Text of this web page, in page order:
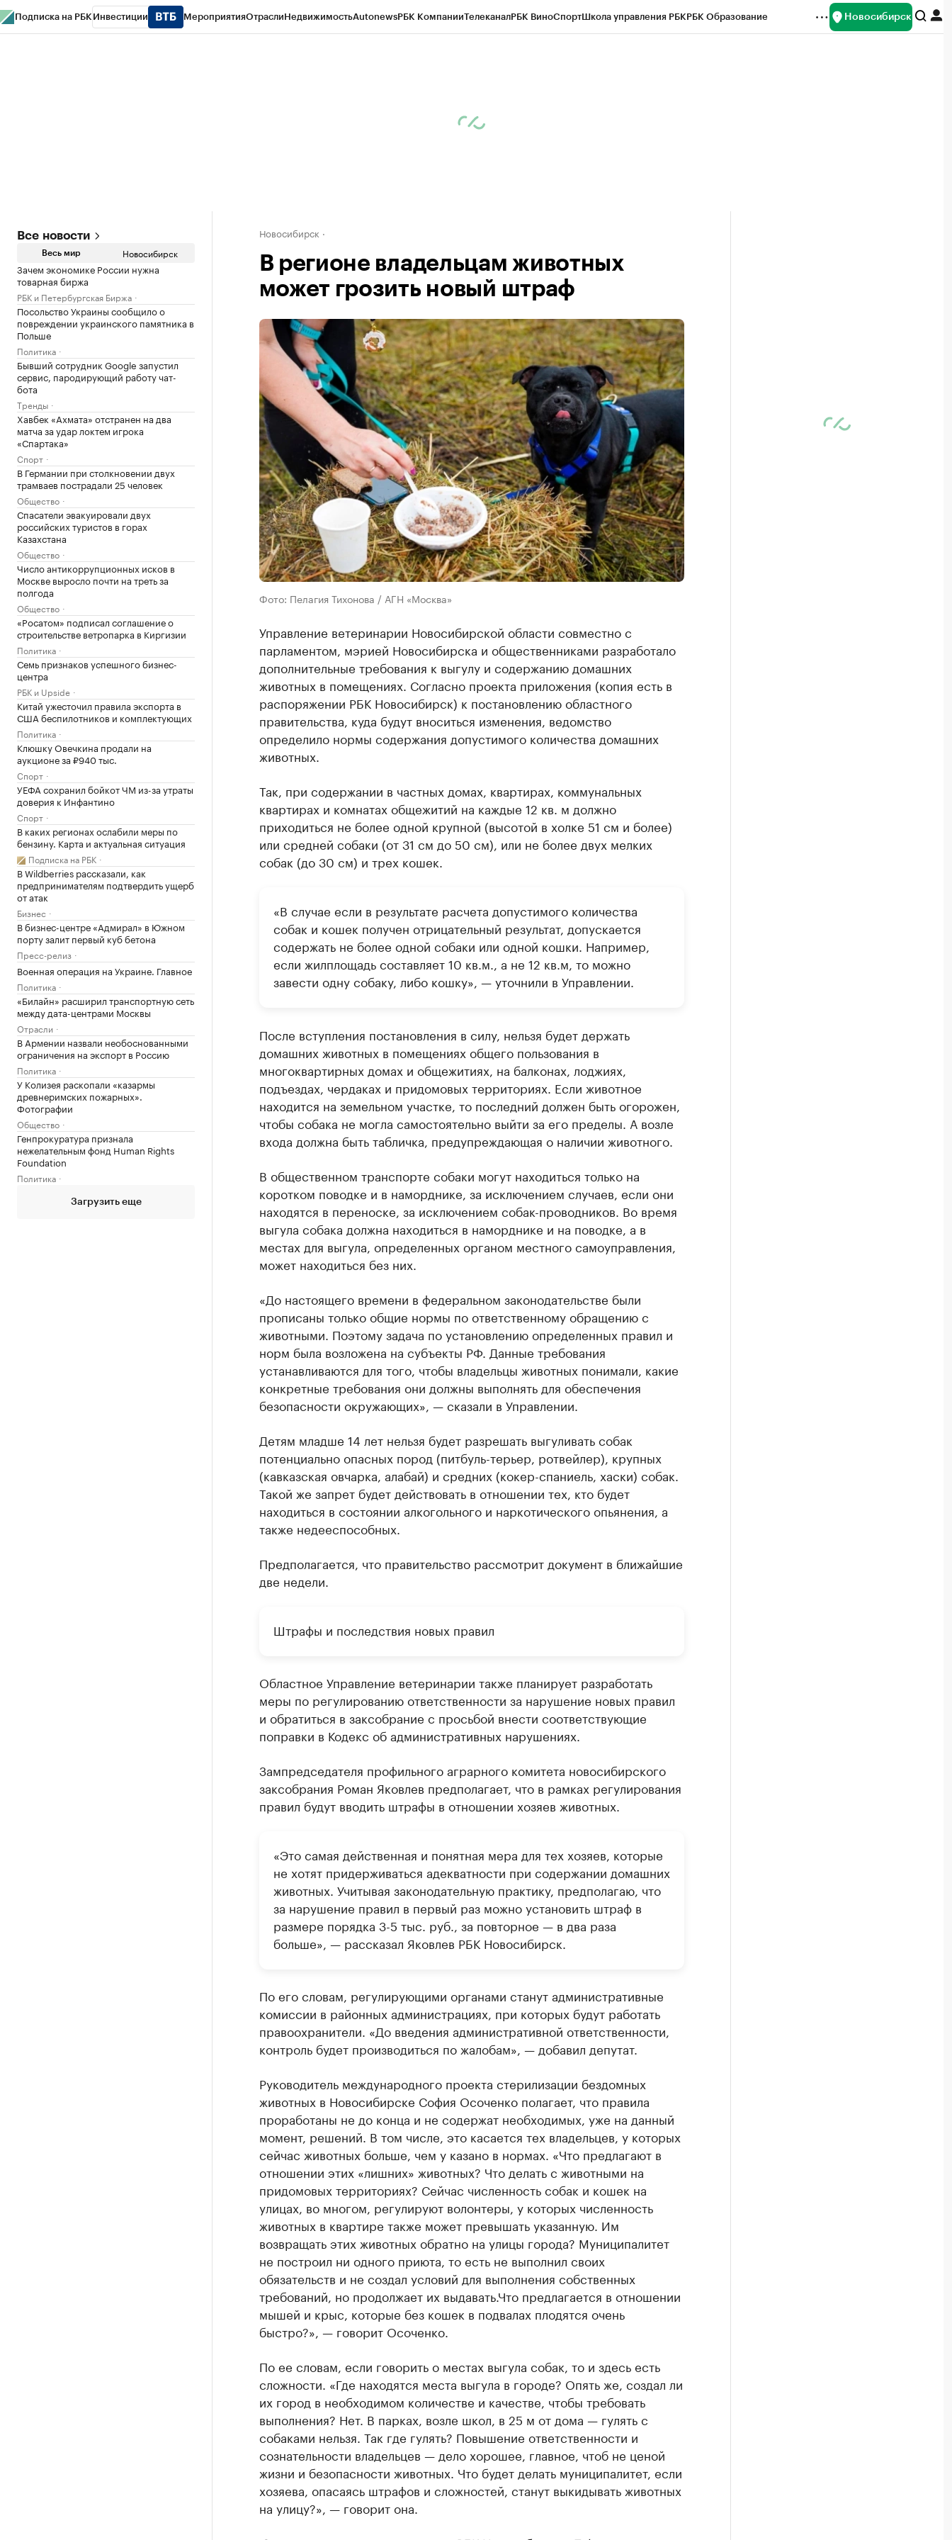
Подписка на РБК Инвестиции МероприятияОтраслиНедвижимостьAutonewsРБК КомпанииТелеканалРБК ВиноСпортШкола управления РБКРБК Образование Новосибирск
Все новости
Весь мир Новосибирск
Зачем экономике России нужна
товарная биржа
РБК и Петербургская Биржа
Посольство Украины сообщило о
повреждении украинского памятника в
Польше
Политика
Бывший сотрудник Google запустил
сервис, пародирующий работу чат-
бота
Тренды
Хавбек «Ахмата» отстранен на два
матча за удар локтем игрока
«Спартака»
Спорт
В Германии при столкновении двух
трамваев пострадали 25 человек
Общество
Спасатели эвакуировали двух
российских туристов в горах
Казахстана
Общество
Число антикоррупционных исков в
Москве выросло почти на треть за
полгода
Общество
«Росатом» подписал соглашение о
строительстве ветропарка в Киргизии
Политика
Семь признаков успешного бизнес-
центра
РБК и Upside
Китай ужесточил правила экспорта в
США беспилотников и комплектующих
Политика
Клюшку Овечкина продали на
аукционе за ₽940 тыс.
Спорт
УЕФА сохранил бойкот ЧМ из-за утраты
доверия к Инфантино
Спорт
В каких регионах ослабили меры по
бензину. Карта и актуальная ситуация
Подписка на РБК
В Wildberries рассказали, как
предпринимателям подтвердить ущерб
от атак
Бизнес
В бизнес-центре «Адмирал» в Южном
порту залит первый куб бетона
Пресс-релиз
Военная операция на Украине. Главное
Политика
«Билайн» расширил транспортную сеть
между дата-центрами Москвы
Отрасли
В Армении назвали необоснованными
ограничения на экспорт в Россию
Политика
У Колизея раскопали «казармы
древнеримских пожарных».
Фотографии
Общество
Генпрокуратура признала
нежелательным фонд Human Rights
Foundation
Политика
Загрузить еще
Новосибирск
В регионе владельцам животных
может грозить новый штраф
Фото: Пелагия Тихонова / АГН «Москва»
Управление ветеринарии Новосибирской области совместно с
парламентом, мэрией Новосибирска и общественниками разработало
дополнительные требования к выгулу и содержанию домашних
животных в помещениях. Согласно проекта приложения (копия есть в
распоряжении РБК Новосибирск) к постановлению областного
правительства, куда будут вноситься изменения, ведомство
определило нормы содержания допустимого количества домашних
животных.
Так, при содержании в частных домах, квартирах, коммунальных
квартирах и комнатах общежитий на каждые 12 кв. м должно
приходиться не более одной крупной (высотой в холке 51 см и более)
или средней собаки (от 31 см до 50 см), или не более двух мелких
собак (до 30 см) и трех кошек.
«В случае если в результате расчета допустимого количества
собак и кошек получен отрицательный результат, допускается
содержать не более одной собаки или одной кошки. Например,
если жилплощадь составляет 10 кв.м., а не 12 кв.м, то можно
завести одну собаку, либо кошку», — уточнили в Управлении.
После вступления постановления в силу, нельзя будет держать
домашних животных в помещениях общего пользования в
многоквартирных домах и общежитиях, на балконах, лоджиях,
подъездах, чердаках и придомовых территориях. Если животное
находится на земельном участке, то последний должен быть огорожен,
чтобы собака не могла самостоятельно выйти за его пределы. А возле
входа должна быть табличка, предупреждающая о наличии животного.
В общественном транспорте собаки могут находиться только на
коротком поводке и в наморднике, за исключением случаев, если они
находятся в переноске, за исключением собак-проводников. Во время
выгула собака должна находиться в наморднике и на поводке, а в
местах для выгула, определенных органом местного самоуправления,
может находиться без них.
«До настоящего времени в федеральном законодательстве были
прописаны только общие нормы по ответственному обращению с
животными. Поэтому задача по установлению определенных правил и
норм была возложена на субъекты РФ. Данные требования
устанавливаются для того, чтобы владельцы животных понимали, какие
конкретные требования они должны выполнять для обеспечения
безопасности окружающих», — сказали в Управлении.
Детям младше 14 лет нельзя будет разрешать выгуливать собак
потенциально опасных пород (питбуль-терьер, ротвейлер), крупных
(кавказская овчарка, алабай) и средних (кокер-спаниель, хаски) собак.
Такой же запрет будет действовать в отношении тех, кто будет
находиться в состоянии алкогольного и наркотического опьянения, а
также недееспособных.
Предполагается, что правительство рассмотрит документ в ближайшие
две недели.
Штрафы и последствия новых правил
Областное Управление ветеринарии также планирует разработать
меры по регулированию ответственности за нарушение новых правил
и обратиться в заксобрание с просьбой внести соответствующие
поправки в Кодекс об административных нарушениях.
Зампредседателя профильного аграрного комитета новосибирского
заксобрания Роман Яковлев предполагает, что в рамках регулирования
правил будут вводить штрафы в отношении хозяев животных.
«Это самая действенная и понятная мера для тех хозяев, которые
не хотят придерживаться адекватности при содержании домашних
животных. Учитывая законодательную практику, предполагаю, что
за нарушение правил в первый раз можно установить штраф в
размере порядка 3-5 тыс. руб., за повторное — в два раза
больше», — рассказал Яковлев РБК Новосибирск.
По его словам, регулирующими органами станут административные
комиссии в районных администрациях, при которых будут работать
правоохранители. «До введения административной ответственности,
контроль будет производиться по жалобам», — добавил депутат.
Руководитель международного проекта стерилизации бездомных
животных в Новосибирске София Осоченко полагает, что правила
проработаны не до конца и не содержат необходимых, уже на данный
момент, решений. В том числе, это касается тех владельцев, у которых
сейчас животных больше, чем у казано в нормах. «Что предлагают в
отношении этих «лишних» животных? Что делать с животными на
придомовых территориях? Сейчас численность собак и кошек на
улицах, во многом, регулируют волонтеры, у которых численность
животных в квартире также может превышать указанную. Им
возвращать этих животных обратно на улицы города? Муниципалитет
не построил ни одного приюта, то есть не выполнил своих
обязательств и не создал условий для выполнения собственных
требований, но продолжает их выдавать.Что предлагается в отношении
мышей и крыс, которые без кошек в подвалах плодятся очень
быстро?», — говорит Осоченко.
По ее словам, если говорить о местах выгула собак, то и здесь есть
сложности. «Где находятся места выгула в городе? Опять же, создал ли
их город в необходимом количестве и качестве, чтобы требовать
выполнения? Нет. В парках, возле школ, в 25 м от дома — гулять с
собаками нельзя. Так где гулять? Повышение ответственности и
сознательности владельцев — дело хорошее, главное, чтоб не ценой
жизни и безопасности животных. Что будет делать муниципалитет, если
хозяева, опасаясь штрафов и сложностей, станут выкидывать животных
на улицу?», — говорит она.